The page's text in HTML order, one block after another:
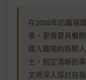
在2026年的職場
景，更需要具備
踏入職場的新鮮
士，制定清晰的
文將深入探討自